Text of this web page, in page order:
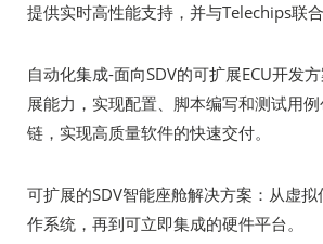
提供实时高性能支持，并与Telechips联
自动化集成-面向SDV的可扩展ECU开发
展能力，实现配置、脚本编写和测试用
链，实现高质量软件的快速交付。
可扩展的SDV智能座舱解决方案：从虚
作系统，再到可立即集成的硬件平台。